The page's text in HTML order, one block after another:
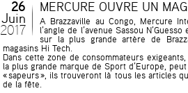
26
Juin
2017
MERCURE OUVRE UN
A Brazzaville au Congo, Mercure
l’angle de l’avenue Sassou
sur la plus grande artère de
magasins Hi Tech.
Dans cette zone de consommateurs
la plus grande marque de Sport d’Europe,
« sapeurs », ils trouveront là tous les articles
de la fête.